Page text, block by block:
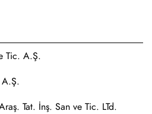
Tic. A.Ş.
Tat. İnş. San ve Tic. LTd.